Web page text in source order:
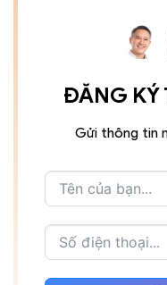
ĐĂNG KÝ
Gửi thông tin